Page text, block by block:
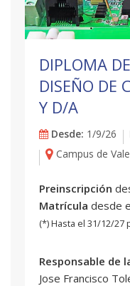
DIPLOMA
DISEÑO DE
Y D/A
Desde: 1/9/26
Campus de
Preinscripción
Matrícula desde
(*) Hasta el 31/12/27
Responsable de
Jose Francisco